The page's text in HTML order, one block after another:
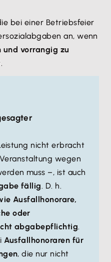
bei einer Betriebsfeier
an, wenn
vorrangig zu
nicht erbracht
wegen
muss –, ist auch
fällig. D. h.
Ausfallhonorare,
oder
abgabepflichtig.
Ausfallhonoraren für
, die nur nicht